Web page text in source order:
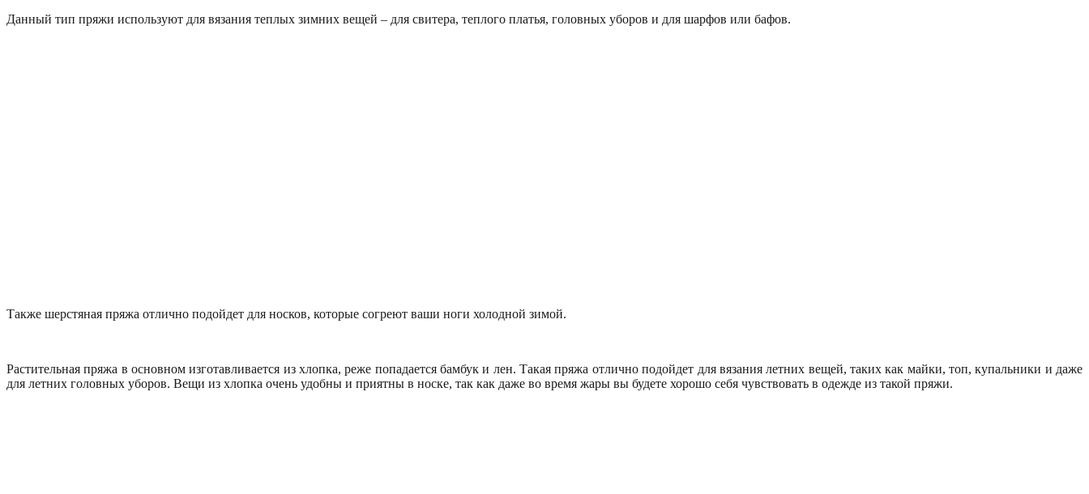
Данный тип пряжи используют для вязания теплых зимних вещей – для свитера, теплого платья, головных уборов и для шарфов или бафов.
Также шерстяная пряжа отлично подойдет для носков, которые согреют ваши ноги холодной зимой.
Растительная пряжа в основном изготавливается из хлопка, реже попадается бамбук и лен. Такая пряжа отлично подойдет для вязания летних вещей, таких как майки, топ, купальники и даже
для летних головных уборов. Вещи из хлопка очень удобны и приятны в носке, так как даже во время жары вы будете хорошо себя чувствовать в одежде из такой пряжи.